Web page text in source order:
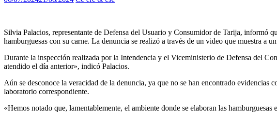
Silvia Palacios, representante de Defensa del Usuario y Consumidor de Tarija, informó
hamburguesas con su carne. La denuncia se realizó a través de un video que muestra a
Durante la inspección realizada por la Intendencia y el Viceministerio de Defensa del
atendido el día anterior», indicó Palacios.
Aún se desconoce la veracidad de la denuncia, ya que no se han encontrado evidencias
laboratorio correspondiente.
«Hemos notado que, lamentablemente, el ambiente donde se elaboran las